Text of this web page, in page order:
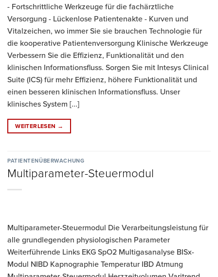
- Fortschrittliche Werkzeuge für die fachärztliche
Versorgung - Lückenlose Patientenakte - Kurven und
Vitalzeichen, wo immer Sie sie brauchen Technologie für
die kooperative Patientenversorgung Klinische Werkzeuge
Verbessern Sie die Effizienz, Funktionalität und den
klinischen Informationsfluss. Sorgen Sie mit Intesys Clinical
Suite (ICS) für mehr Effizienz, höhere Funktionalität und
einen besseren klinischen Informationsfluss. Unser
klinisches System [...]
WEITERLESEN →
PATIENTENÜBERWACHUNG
Multiparameter-Steuermodul
Multiparameter-Steuermodul Die Verarbeitungsleistung für
alle grundlegenden physiologischen Parameter
Weiterführende Links EKG SpO2 Multigasanalyse BISx-
Modul NIBD Kapnographie Temperatur IBD Atmung